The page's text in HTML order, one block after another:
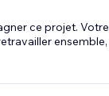
ce projet. Votre
ensemble,